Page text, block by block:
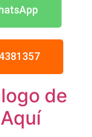
de